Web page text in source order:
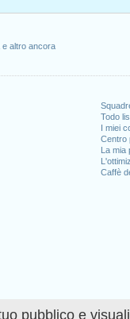
pubblico e
e altro ancora
Todo
I miei
Centro
La mia
Caffè